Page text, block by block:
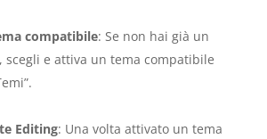
compatibile: Se non hai già un
scegli e attiva un tema compatibile
Editing: Una volta attivato un tema